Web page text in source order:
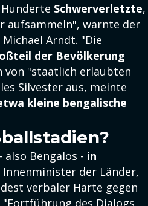
Schwerverletzte,
aufsammeln", warnte der
Arndt. "Die
der Bevölkerung
von "staatlich erlaubten
Silvester aus, meinte
kleine bengalische
Bengalos - in
der Länder,
verbaler Härte gegen
des Dialogs